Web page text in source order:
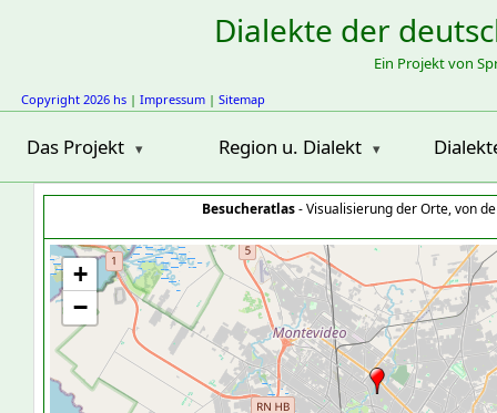
Dialekte der
Ein Projekt von
Copyright 2026 hs | Impressum | Sitemap
Das Projekt Region u. Dialekt
Besucheratlas- Visualisierung der Orte, von
+
−